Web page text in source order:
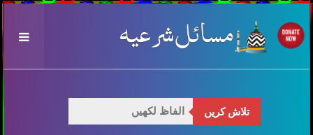
تلاش کریں